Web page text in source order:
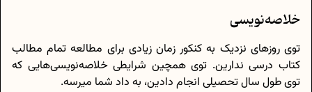
خلاصه‌نویسی
توی روزهای نزدیک به کنکور زمان زیادی برای مطالعه تمام مطالب
کتاب درسی ندارین. توی همچین شرایطی خلاصه‌نویسی‌هایی که
توی طول سال تحصیلی انجام دادین، به داد شما میرسه.